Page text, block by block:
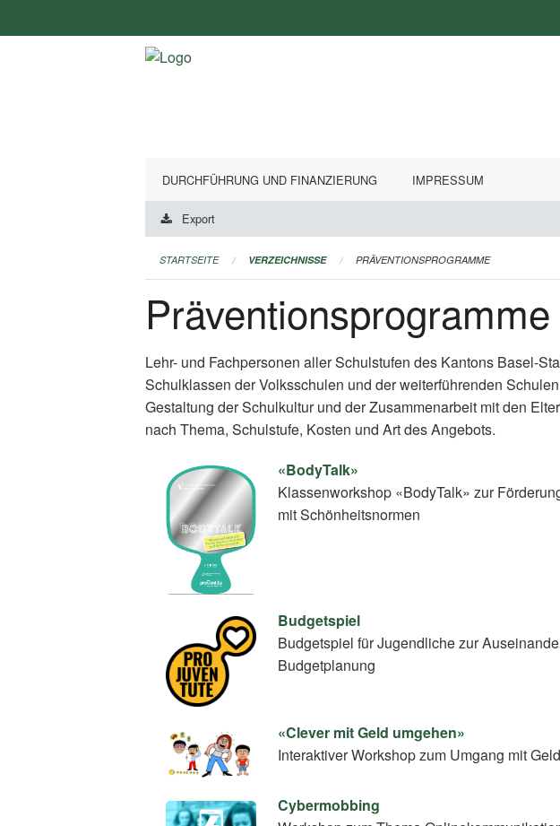
überspringen
DURCHFÜHRUNG UND FINANZIERUNG IMPRESSUM
Export
STARTSEITE VERZEICHNISSE PRÄVENTIONSPROGRAMME
Präventionsprogramme
Lehr- und Fachpersonen aller Schulstufen des Kantons Basel-
Schulklassen der Volksschulen und der weiterführenden
Gestaltung der Schulkultur und der Zusammenarbeit mit den
nach Thema, Schulstufe, Kosten und Art des Angebots.
«BodyTalk»
Klassenworkshop «BodyTalk» zur
mit Schönheitsnormen
Budgetspiel
Budgetspiel für Jugendliche zur
Budgetplanung
«Clever mit Geld umgehen»
Interaktiver Workshop zum Umgang mit Geld
Cybermobbing